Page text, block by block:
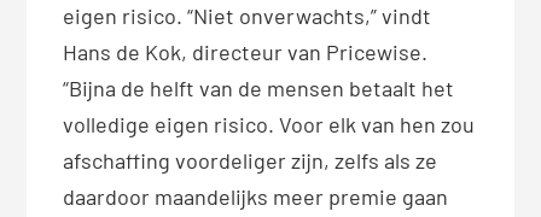
eigen risico. “Niet onverwachts,” vindt
Hans de Kok, directeur van Pricewise.
“Bijna de helft van de mensen betaalt het
volledige eigen risico. Voor elk van hen zou
afschaffing voordeliger zijn, zelfs als ze
daardoor maandelijks meer premie gaan